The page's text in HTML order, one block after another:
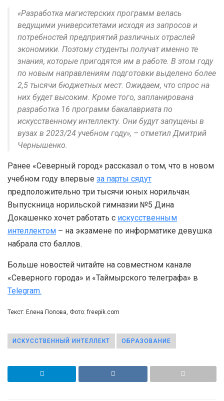
«Разработка магистерских программ велась
ведущими университетами исходя из запросов и
потребностей предприятий различных отраслей
экономики. Поэтому студенты получат именно те
знания, которые пригодятся им в работе. В этом году
по новым направлениям подготовки выделено более
2,5 тысячи бюджетных мест. Ожидаем, что спрос на
них будет высоким. Кроме того, запланирована
разработка 16 программ бакалавриата по
искусственному интеллекту. Они будут запущены в
вузах в 2023/24 учебном году», – отметил Дмитрий
Чернышенко.
Ранее «Северный город» рассказал о том, что в новом
учебном году впервые за парты сядут
предположительно три тысячи юных норильчан.
Выпускница норильской гимназии №5 Дина
Докашенко хочет работать с искусственным
интеллектом – на экзамене по информатике девушка
набрала сто баллов.
Больше новостей читайте на совместном канале
«Северного города» и «Таймырского телеграфа» в
Telegram.
Текст: Елена Попова, Фото: freepik.com
ИСКУССТВЕННЫЙ ИНТЕЛЛЕКТ ОБРАЗОВАНИЕ